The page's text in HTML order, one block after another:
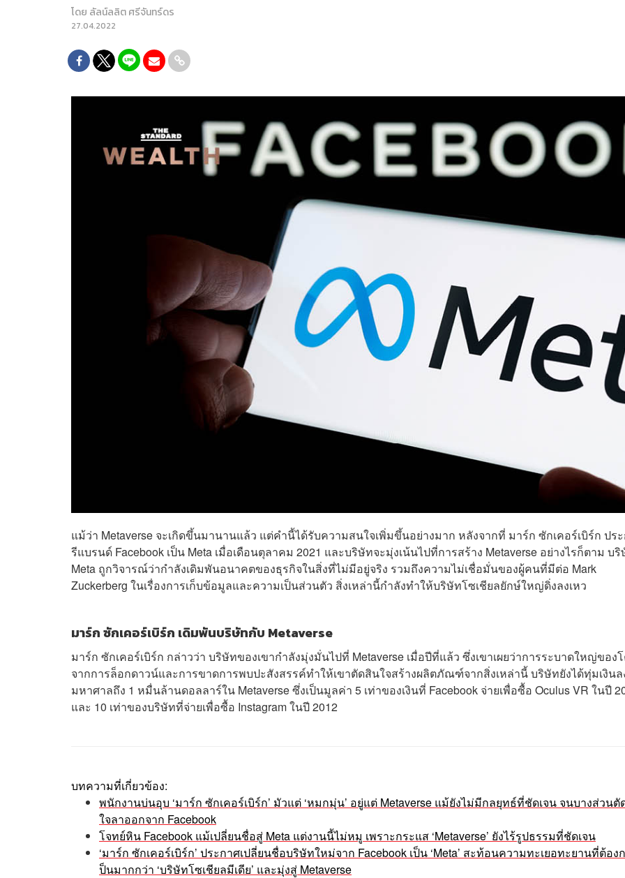
โดย ลัลน์ลลิต ศรีจันทร์ดร
27.04.2022
แม้ว่า Metaverse จะเกิดขึ้นมานานแล้ว แต่คำนี้ได้รับความสนใจเพิ่มขึ้นอย่างมาก หลังจากที่ มาร์ก ซักเคอร์เบิร์ก ปร
รีแบรนด์ Facebook เป็น Meta เมื่อเดือนตุลาคม 2021 และบริษัทจะมุ่งเน้นไปที่การสร้าง Metaverse อย่างไรก็ตาม บ
Meta ถูกวิจารณ์ว่ากำลังเดิมพันอนาคตของธุรกิจในสิ่งที่ไม่มีอยู่จริง รวมถึงความไม่เชื่อมั่นของผู้คนที่มีต่อ Mark
Zuckerberg ในเรื่องการเก็บข้อมูลและความเป็นส่วนตัว สิ่งเหล่านี้กำลังทำให้บริษัทโซเชียลยักษ์ใหญ่ดิ่งลงเหว
มาร์ก ซักเคอร์เบิร์ก เดิมพันบริษัทกับ Metaverse
มาร์ก ซักเคอร์เบิร์ก กล่าวว่า บริษัทของเขากำลังมุ่งมั่นไปที่ Metaverse เมื่อปีที่แล้ว ซึ่งเขาเผยว่าการระบาดใหญ่ของ
จากการล็อกดาวน์และการขาดการพบปะสังสรรค์ทำให้เขาตัดสินใจสร้างผลิตภัณฑ์จากสิ่งเหล่านี้ บริษัทยังได้ทุ่มเงิน
มหาศาลถึง 1 หมื่นล้านดอลลาร์ใน Metaverse ซึ่งเป็นมูลค่า 5 เท่าของเงินที่ Facebook จ่ายเพื่อซื้อ Oculus VR ในปี
และ 10 เท่าของบริษัทที่จ่ายเพื่อซื้อ Instagram ในปี 2012
บทความที่เกี่ยวข้อง:
พนักงานบ่นอุบ ‘มาร์ก ซักเคอร์เบิร์ก’ มัวแต่ ‘หมกมุ่น’ อยู่แต่ Metaverse แม้ยังไม่มีกลยุทธ์ที่ชัดเจน จนบางส่วน
ใจลาออกจาก Facebook
โจทย์หิน Facebook แม้เปลี่ยนชื่อสู่ Meta แต่งานนี้ไม่หมู เพราะกระแส ‘Metaverse’ ยังไร้รูปธรรมที่ชัดเจน
‘มาร์ก ซักเคอร์เบิร์ก’ ประกาศเปลี่ยนชื่อบริษัทใหม่จาก Facebook เป็น ‘Meta’ สะท้อนความทะเยอทะยานที่ต้อง
ป็นมากกว่า ‘บริษัทโซเชียลมีเดีย’ และมุ่งสู่ Metaverse